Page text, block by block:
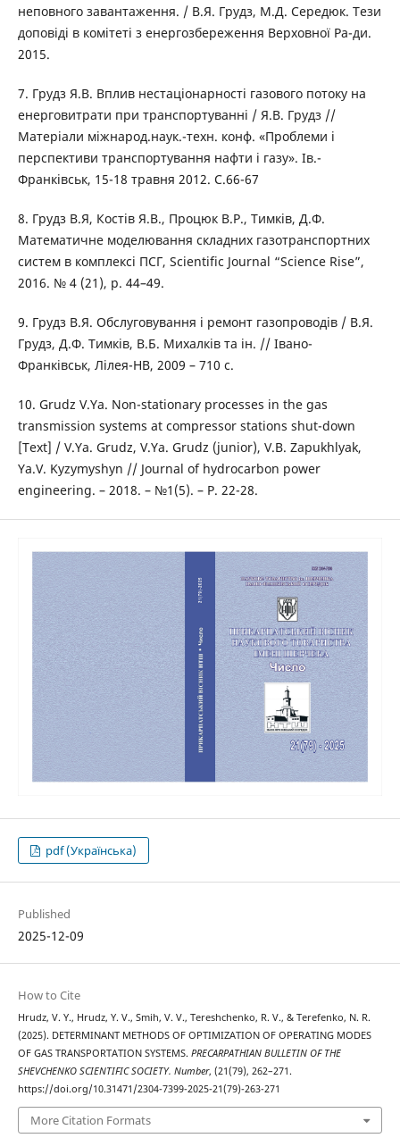
неповного завантаження. / В.Я. Грудз, М.Д. Середюк. Тези
доповіді в комітеті з енергозбереження Верховної Ра-ди.
2015.
7. Грудз Я.В. Вплив нестаціонарності газового потоку на
енерговитрати при транспортуванні / Я.В. Грудз //
Матеріали міжнарод.наук.-техн. конф. «Проблеми і
перспективи транспортування нафти і газу». Ів.-
Франківськ, 15-18 травня 2012. С.66-67
8. Грудз В.Я, Костів Я.В., Процюк В.Р., Тимків, Д.Ф.
Математичне моделювання складних газотранспортних
систем в комплексі ПСГ, Scientific Journal “Science Rise”,
2016. № 4 (21), p. 44–49.
9. Грудз В.Я. Обслуговування і ремонт газопроводів / В.Я.
Грудз, Д.Ф. Тимків, В.Б. Михалків та ін. // Івано-
Франківськ, Лілея-НВ, 2009 – 710 с.
10. Grudz V.Ya. Non-stationary processes in the gas
transmission systems at compressor stations shut-down
[Text] / V.Ya. Grudz, V.Ya. Grudz (junior), V.B. Zapukhlyak,
Ya.V. Kyzymyshyn // Journal of hydrocarbon power
engineering. – 2018. – №1(5). – P. 22-28.
pdf (Українська)
Published
2025-12-09
How to Cite
Hrudz, V. Y., Hrudz, Y. V., Smih, V. V., Tereshchenko, R. V., & Terefenko, N. R.
(2025). DETERMINANT METHODS OF OPTIMIZATION OF OPERATING MODES
OF GAS TRANSPORTATION SYSTEMS. PRECARPATHIAN BULLETIN OF THE
SHEVCHENKO SCIENTIFIC SOCIETY. Number, (21(79), 262–271.
https://doi.org/10.31471/2304-7399-2025-21(79)-263-271
More Citation Formats